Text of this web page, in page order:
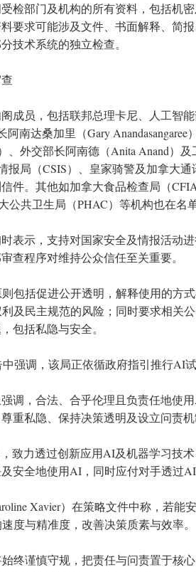
检部门及机构的所有资料，包括机
要求可能涉及文件、书面解释、简
技术系统的独立检查。
成员，包括联邦总理卡尼、人工智
阿南达桑加里（Gary
）、外交部长阿南德（Anita Anand）
报局（CSIS）、皇家骑警及加拿大
件。其他如加拿大食品检查局（
公共卫生局（PHAC）等机构也在名
表示，支持对国家安全及情报活动
查程序对维持公众信任至关重要。
包括促进公开透明，解释使用的方
及民主规范的风险；同时要求相关
包括私隐与安全。
强调，该局正依循政府指引推行AI
调，合法、合乎伦理且负责任地使
重私隐、保持决策透明及设立问责
致力透过创新应用AI及机器学习技
安全地使用AI，同时应付对手透过
Xavier）在策略文件中称，若能
度与精准度，改善决策质素与效率。
始终谨慎守规，把责任与问责置于核